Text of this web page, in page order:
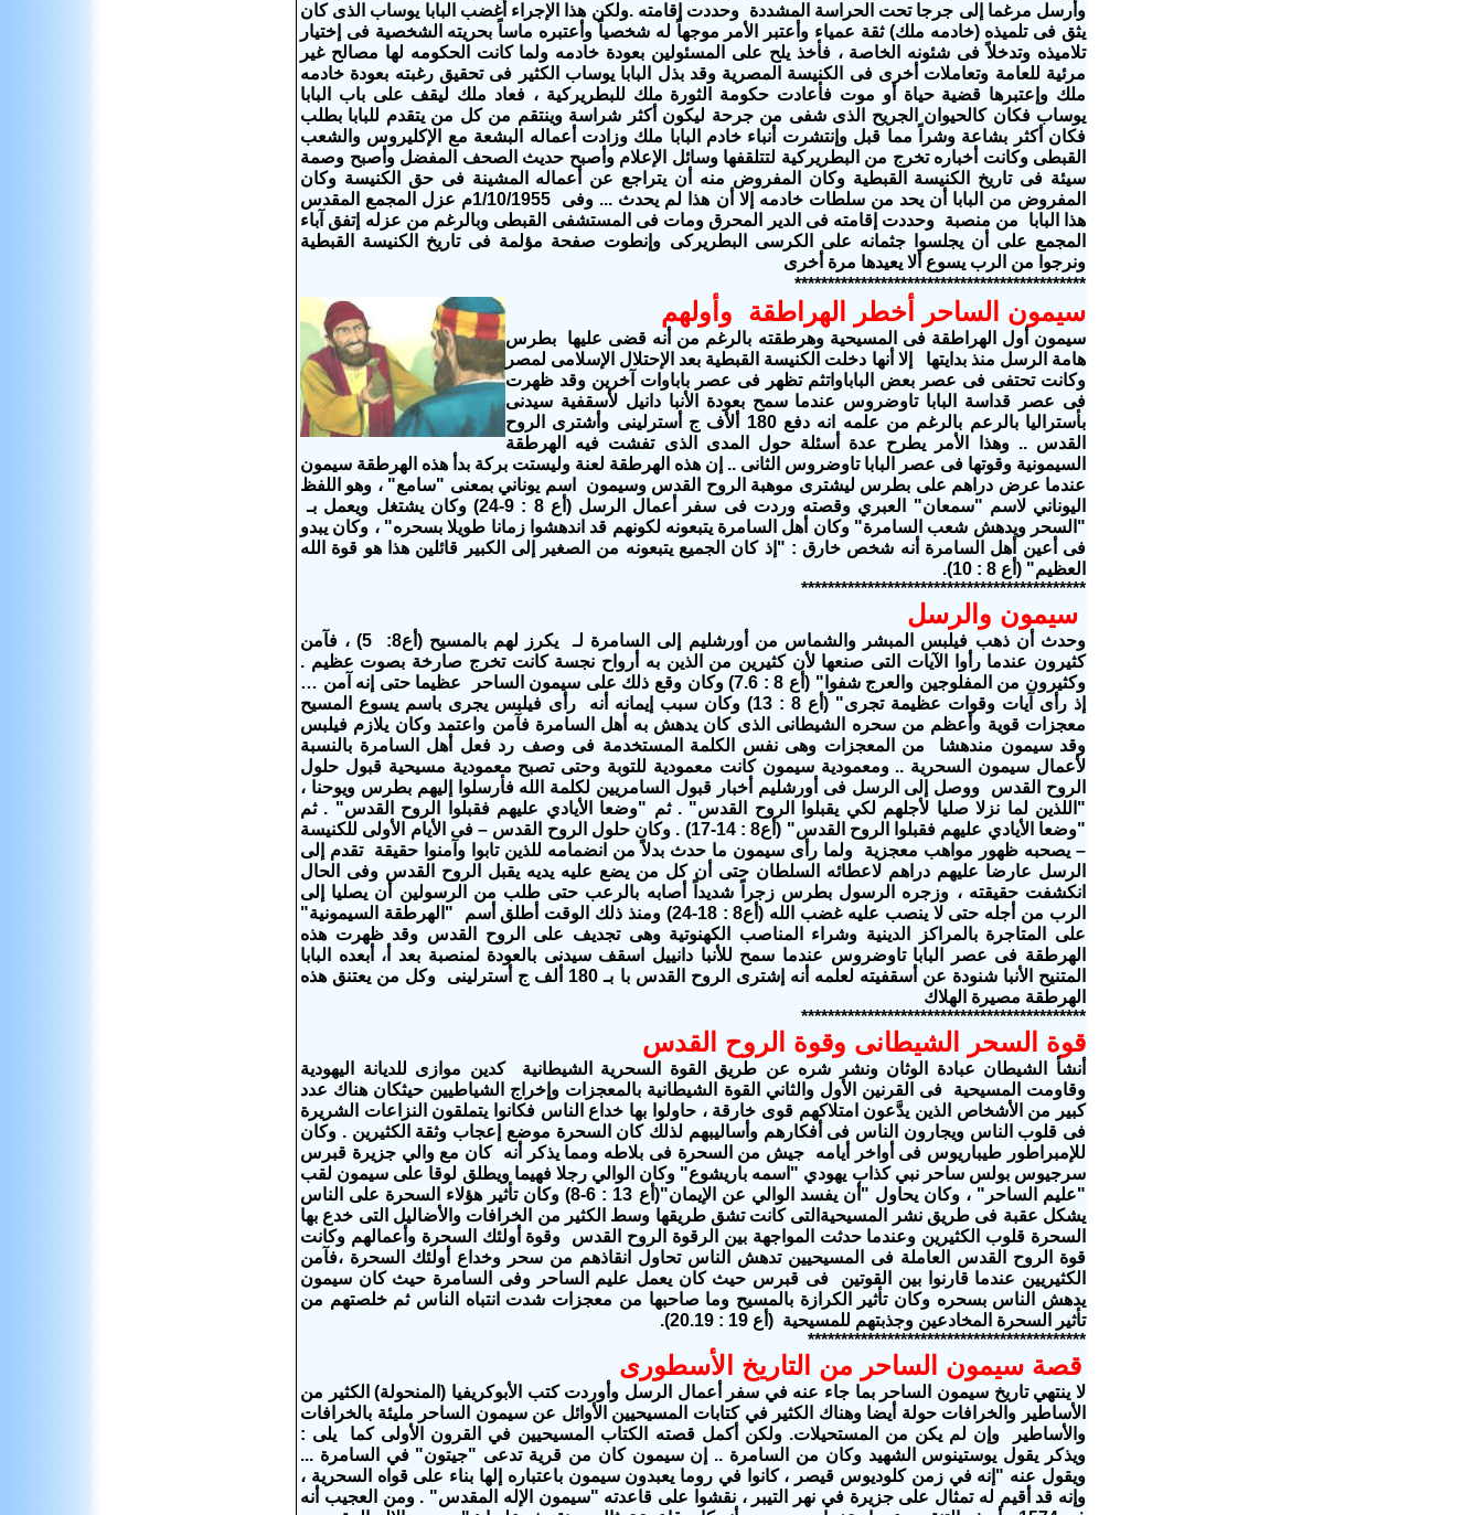
وأرسل مرغما إلى جرجا تحت الحراسة المشددة وحددت إقامته .ولكن هذا الإجراء أغضب البابا يوساب الذى كان
يثق فى تلميذه (خادمه ملك) ثقة عمياء وأعتبر الأمر موجهاً له شخصياً وأعتبره ماساً بحريته الشخصية فى إختيار
تلاميذه وتدخلاً فى شئونه الخاصة ، فأخذ يلح على المسئولين بعودة خادمه ولما كانت الحكومه لها مصالح غير
مرئية للعامة وتعاملات أخرى فى الكنيسة المصرية وقد بذل البابا يوساب الكثير فى تحقيق رغبته بعودة خادمه
ملك وإعتبرها قضية حياة أو موت فأعادت حكومة الثورة ملك للبطريركية ، فعاد ملك ليقف على باب البابا
يوساب فكان كالحيوان الجريح الذى شفى من جرحة ليكون أكثر شراسة وينتقم من كل من يتقدم للبابا بطلب
فكان أكثر بشاعة وشراً مما قبل وإنتشرت أنباء خادم البابا ملك وزادت أعماله البشعة مع الإكليروس والشعب
القبطى وكانت أخباره تخرج من البطريركية لتتلقفها وسائل الإعلام وأصبح حديث الصحف المفضل وأصبح وصمة
سيئة فى تاريخ الكنيسة القبطية وكان المفروض منه أن يتراجع عن أعماله المشينة فى حق الكنيسة وكان
المفروض من البابا أن يحد من سلطات خادمه إلا أن هذا لم يحدث ... وفى
عزل المجمع المقدس
هذا البابا من منصبة وحددت إقامته فى الدير المحرق ومات فى المستشفى القبطى وبالرغم من عزله إتفق آباء
المجمع على أن يجلسوا جثمانه على الكرسى البطريركى وإنطوت صفحة مؤلمة فى تاريخ الكنيسة القبطية
ونرجوا من الرب يسوع ألا يعيدها مرة أخرى
********************************************
سيمون الساحر أخطر الهراطقة وأولهم
سيمون أول الهراطقة فى المسيحية وهرطقته بالرغم من أنه قضى عليها بطرس
هامة الرسل منذ بدايتها إلا أنها دخلت الكنيسة القبطية بعد الإحتلال الإسلامى لمصر
وكانت تحتفى فى عصر بعض الباباواتثم تظهر فى عصر باباوات آخرين وقد ظهرت
فى عصر قداسة البابا تاوضروس عندما سمح بعودة الأنبا دانيل لأسقفية سيدنى
بأستراليا بالرعم بالرغم من علمه انه دفع 180 ألأف ج أسترلينى وأشترى الروح
القدس .. وهذا الأمر يطرح عدة أسئلة حول المدى الذى تفشت فيه الهرطقة
السيمونية وقوتها فى عصر البابا تاوضروس الثانى .. إن هذه الهرطقة لعنة وليستت بركة بدأ هذه الهرطقة سيمون
عندما عرض دراهم على بطرس ليشترى موهبة الروح القدس وسيمون اسم يوناني بمعنى "سامع" ، وهو اللفظ
اليوناني لاسم "سمعان" العبري وقصته وردت فى سفر أعمال الرسل (أع 8 : 9-24) وكان يشتغل ويعمل بـ
"السحر ويدهش شعب السامرة" وكان أهل السامرة يتبعونه لكونهم قد اندهشوا زمانا طويلا بسحره" ، وكان يبدو
فى أعين أهل السامرة أنه شخص خارق : "إذ كان الجميع يتبعونه من الصغير إلى الكبير قائلين هذا هو قوة الله
العظيم" (أع 8 : 10).
*******************************************
سيمون والرسل
وحدث أن ذهب فيلبس المبشر والشماس من أورشليم إلى السامرة لـ يكرز لهم بالمسيح (أع8: 5) ، فآمن
كثيرون عندما رأوا الآيات التى صنعها لأن كثيرين من الذين به أرواح نجسة كانت تخرج صارخة بصوت عظيم .
وكثيرون من المفلوجين والعرج شفوا" (أع 8 : 7.6) وكان وقع ذلك على سيمون الساحر عظيما حتى إنه آمن …
إذ رأى آيات وقوات عظيمة تجرى" (أع 8 : 13) وكان سبب إيمانه أنه رأى فيلبس يجرى باسم يسوع المسيح
معجزات قوية وأعظم من سحره الشيطانى الذى كان يدهش به أهل السامرة فآمن واعتمد وكان يلازم فيلبس
وقد سيمون مندهشا من المعجزات وهى نفس الكلمة المستخدمة فى وصف رد فعل أهل السامرة بالنسبة
لأعمال سيمون السحرية .. ومعمودية سيمون كانت معمودية للتوبة وحتى تصبح معمودية مسيحية قبول حلول
الروح القدس ووصل إلى الرسل فى أورشليم أخبار قبول السامريين لكلمة الله فأرسلوا إليهم بطرس ويوحنا ،
"اللذين لما نزلا صليا لأجلهم لكي يقبلوا الروح القدس" . ثم "وضعا الأيادي عليهم فقبلوا الروح القدس" . ثم
"وضعا الأيادي عليهم فقبلوا الروح القدس" (أع8 : 14-17) . وكان حلول الروح القدس – فى الأيام الأولى للكنيسة
– يصحبه ظهور مواهب معجزية ولما رأى سيمون ما حدث بدلاً من انضمامه للذين تابوا وآمنوا حقيقة تقدم إلى
الرسل عارضا عليهم دراهم لاعطائه السلطان حتى أن كل من يضع عليه يديه يقبل الروح القدس وفى الحال
انكشفت حقيقته ، وزجره الرسول بطرس زجراً شديداً أصابه بالرعب حتى طلب من الرسولين أن يصليا إلى
الرب من أجله حتى لا ينصب عليه غضب الله (أع8 : 18-24) ومنذ ذلك الوقت أطلق أسم "الهرطقة السيمونية"
على المتاجرة بالمراكز الدينية وشراء المناصب الكهنوتية وهى تجديف على الروح القدس وقد ظهرت هذه
الهرطقة فى عصر البابا تاوضروس عندما سمح للأنبا دانييل اسقف سيدنى بالعودة لمنصبة بعد أ، أبعده البابا
المتنيح الأنبا شنودة عن أسقفيته لعلمه أنه إشترى الروح القدس با بـ 180 ألف ج أسترلينى
وكل من يعتنق هذه
الهرطقة مصيرة الهلاك
*******************************************
قوة السحر الشيطانى وقوة الروح القدس
أنشأ الشيطان عبادة الوثان ونشر شره عن طريق القوة السحرية الشيطانية كدين موازى للديانة اليهودية
وقاومت المسيحية فى القرنين الأول والثاني القوة الشيطانية بالمعجزات وإخراج الشياطيين حيثكان هناك عدد
كبير من الأشخاص الذين يدَّعون امتلاكهم قوى خارقة ، حاولوا بها خداع الناس فكانوا يتملقون النزاعات الشريرة
فى قلوب الناس ويجارون الناس فى أفكارهم وأساليبهم لذلك كان السحرة موضع إعجاب وثقة الكثيرين . وكان
للإمبراطور طيباريوس فى أواخر أيامه جيش من السحرة فى بلاطه ومما يذكر أنه كان مع والي جزيرة قبرس
سرجيوس بولس ساحر نبي كذاب يهودي "اسمه باريشوع" وكان الوالي رجلا فهيما ويطلق لوقا على سيمون لقب
"عليم الساحر" ، وكان يحاول "أن يفسد الوالي عن الإيمان"(أع 13 : 6-8) وكان تأثير هؤلاء السحرة على الناس
يشكل عقبة فى طريق نشر المسيحيةالتى كانت تشق طريقها وسط الكثير من الخرافات والأضاليل التى خدع بها
السحرة قلوب الكثيرين وعندما حدثت المواجهة بين الرقوة الروح القدس وقوة أولئك السحرة وأعمالهم وكانت
قوة الروح القدس العاملة فى المسيحيين تدهش الناس تحاول انقاذهم من سحر وخداع أولئك السحرة ،فآمن
الكثيريين عندما قارنوا بين القوتين فى قبرس حيث كان يعمل عليم الساحر وفى السامرة حيث كان سيمون
يدهش الناس بسحره وكان تأثير الكرازة بالمسيح وما صاحبها من معجزات شدت انتباه الناس ثم خلصتهم من
تأثير السحرة المخادعين وجذبتهم للمسيحية (أع 19 : 20.19).
******************************************
قصة سيمون الساحر من التاريخ الأسطورى
لا ينتهي تاريخ سيمون الساحر بما جاء عنه في سفر أعمال الرسل وأوردت كتب الأبوكريفيا (المنحولة) الكثير من
الأساطير والخرافات حولة أيضا وهناك الكثير في كتابات المسيحيين الأوائل عن سيمون الساحر مليئة بالخرافات
والأساطير وإن لم يكن من المستحيلات. ولكن أكمل قصته الكتاب المسيحيين في القرون الأولى كما يلى :
ويذكر يقول يوستينوس الشهيد وكان من السامرة .. إن سيمون كان من قرية تدعى "جيتون" في السامرة ...
ويقول عنه "إنه في زمن كلوديوس قيصر ، كانوا في روما يعبدون سيمون باعتباره إلها بناء على قواه السحرية ،
وإنه قد أقيم له تمثال على جزيرة في نهر التيبر ، نقشوا على قاعدته "سيمون الإله المقدس" . ومن العجيب أنه